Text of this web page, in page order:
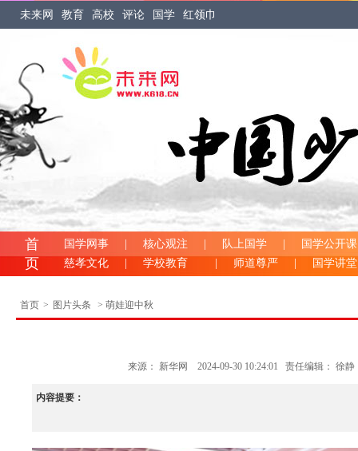
未来网 教育 高校 评论 国学 红领巾
首
页
国学网事 核心观注 队上国学
国学公开课
慈孝文化
学校教育 师道尊严 国学讲
首页 > 图片头条 > 萌娃迎中秋
来源： 新华网 2024-09-30 10:24:01 责任编辑： 徐静
内容提要：